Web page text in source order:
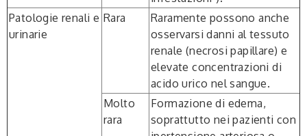
Patologie renali e
urinarie
Rara
Raramente possono anche
osservarsi danni al tessuto
renale (necrosi papillare) e
elevate concentrazioni di
acido urico nel sangue.
Molto
rara
Formazione di edema,
soprattutto nei pazienti con